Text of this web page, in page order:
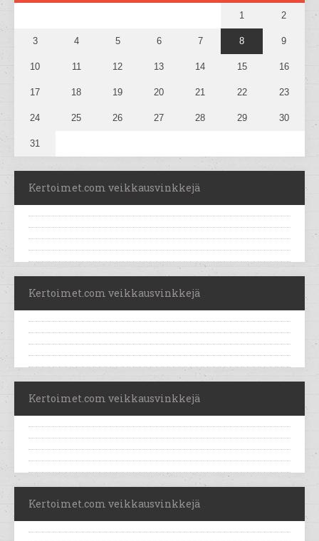
1 2
3 4 5 6 7 8 9
10 11 12 13 14 15 16
17 18 19 20 21 22 23
24 25 26 27 28 29 30
31
Kertoimet.com veikkausvinkkejä
Kertoimet.com veikkausvinkkejä
Kertoimet.com veikkausvinkkejä
Kertoimet.com veikkausvinkkejä